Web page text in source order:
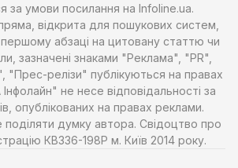
за умови посилання на Infoline.ua.
відкрита для пошукових систем,
першому абзаці на цитовану статтю чи
зазначені знаками "Реклама", "PR",
"Прес-релізи" публікуються на правах
не несе відповідальності за
опублікованих на правах реклами.
думку автора. Свідоцтво про
КВ336-198Р м. Київ 2014 року.